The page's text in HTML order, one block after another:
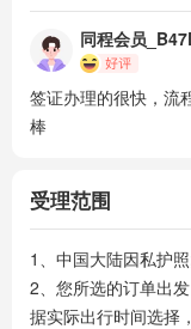
同程会员
签证办理的很快，流
棒
受理范围
1、中国大陆因私护
2、您所选的订单出
据实际出行时间选择